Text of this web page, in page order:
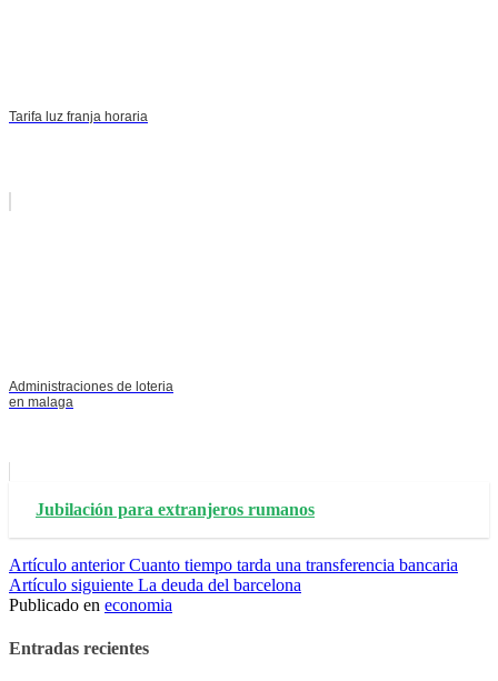
Tarifa luz franja horaria
Administraciones de loteria
en malaga
Jubilación para extranjeros rumanos
Seguir
leyendo
Artículo anteriorCuanto tiempo tarda una transferencia bancaria
Artículo siguiente La deuda del barcelona
Publicado en economia
Entradas recientes